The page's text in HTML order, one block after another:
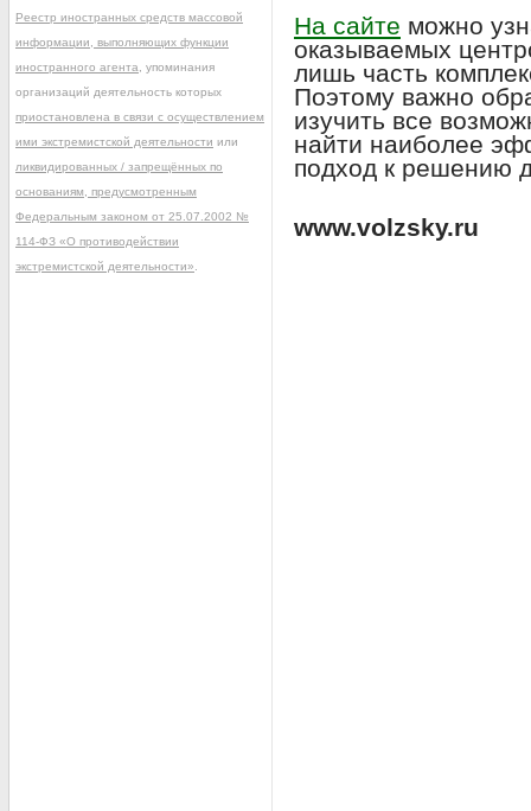
На сайте можно
оказываемых
лишь часть
Поэтому важно
изучить все
найти наиболее
подход к решению
www.volzsky.ru
Реестр иностранных средств массовой
информации, выполняющих функции
иностранного агента , упоминания
организаций деятельность которых
приостановлена в связи с осуществлением
ими экстремистской деятельности или
ликвидированных / запрещённых по
основаниям, предусмотренным
Федеральным законом от 25.07.2002 №
114-ФЗ «О противодействии
экстремистской деятельности»